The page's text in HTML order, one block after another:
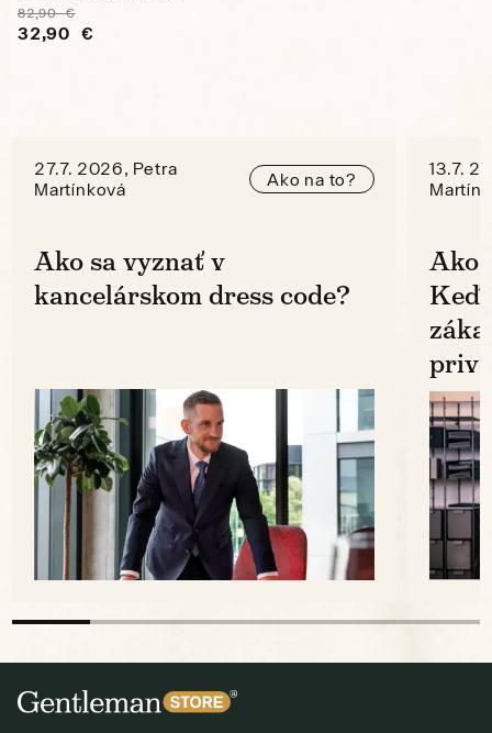
82,90 €
32,90 €
27.7. 2026, Petra
Martínková
Ako na to?
Ako sa vyznať v
kancelárskom dress code?
13.7.
Ako
Keď